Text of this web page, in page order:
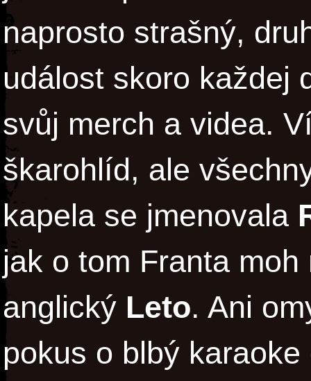
naprosto strašný,
událost skoro každej
svůj merch a videa.
škarohlíd, ale
kapela se jmenovala
jak o tom Franta
anglický Leto. Ani
pokus o blbý